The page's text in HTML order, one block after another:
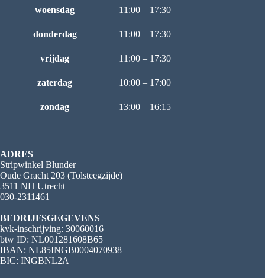
woensdag 11:00 – 17:30
donderdag 11:00 – 17:30
vrijdag 11:00 – 17:30
zaterdag 10:00 – 17:00
zondag 13:00 – 16:15
ADRES
Stripwinkel Blunder
Oude Gracht 203 (Tolsteegzijde)
3511 NH Utrecht
030-2311461
BEDRIJFSGEGEVENS
kvk-inschrijving: 30060016
btw ID: NL001281608B65
IBAN: NL85INGB0004070938
BIC: INGBNL2A